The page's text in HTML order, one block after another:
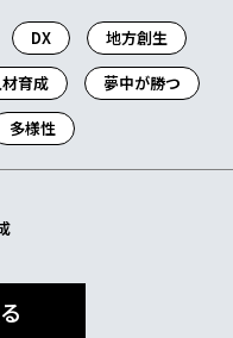
DX
地方創生
育成
夢中が勝つ
多様性